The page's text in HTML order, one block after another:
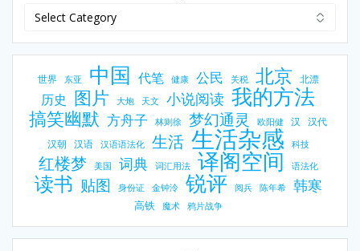
世界 东亚 中国 代笔 健康 公民 关税 北京 北漂
历史 图片 大炮 天文 小说阅读 我的方法
搞笑幽默 方舟子 林则徐 梦幻通灵 欧阳健 汉 汉代
汉朝 汉语 汉语语法化 生活 生活杂感 科技
红楼梦 美国 词典 词汇用法 译阁空间 语法化
读书 贴图 身份证 金钟泠 锐评 阅兵 陈年希 韩寒
高铁 魔术 鸦片战争